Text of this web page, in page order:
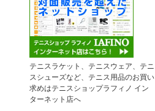
テニスラケット、テニスウェア、テニ
スシューズなど、テニス用品のお買い
求めはテニスショップラフィノ イン
ターネット店へ